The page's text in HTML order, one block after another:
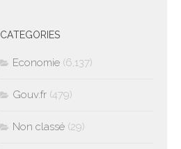
CATEGORIES
Economie (6,137)
Gouv.fr (479)
Non classé (29)